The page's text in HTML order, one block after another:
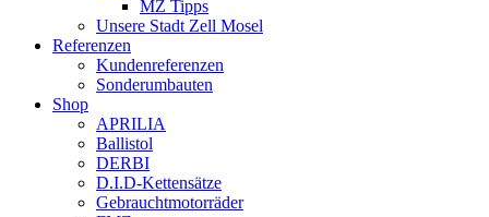
MZ Tipps
Unsere Stadt Zell Mosel
Referenzen
Kundenreferenzen
Sonderumbauten
Shop
APRILIA
Ballistol
DERBI
D.I.D-Kettensätze
Gebrauchtmotorräder